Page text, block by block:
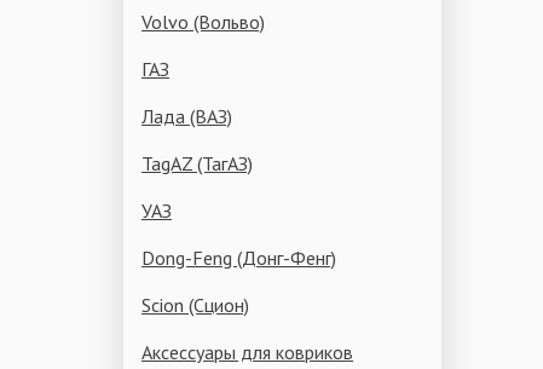
Volvo (Вольво)
ГАЗ
Лада (ВАЗ)
TagAZ (ТагАЗ)
УАЗ
Dong-Feng (Донг-Фенг)
Scion (Сцион)
Аксессуары для ковриков